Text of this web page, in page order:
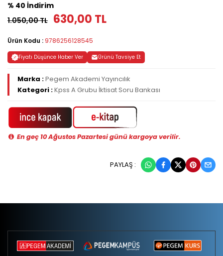
% 40 İndirim
1.050,00 TL 630,00 TL
Ürün Kodu : 9786256128545
Fiyatı Düşünce Haber Ver Ürünü Tavsiye Et
Marka :Pegem Akademi Yayıncılık
Kategori :Kpss A Grubu İktisat Soru Bankası
En geç 10 Ağustos Pazartesi günü kargoya verilir.
PAYLAŞ :